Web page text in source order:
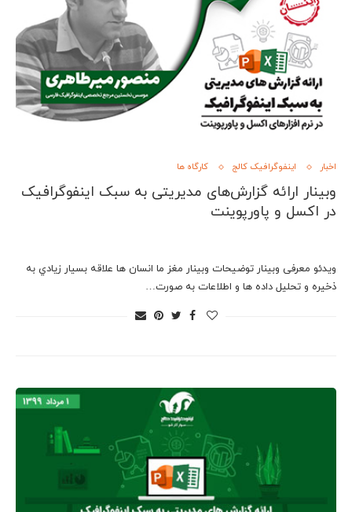
اخبار اینفوگرافیک کالج کارگاه ها
وبینار ارائه گزارش‌های مدیریتی به سبک اینفوگرافیک
در اکسل و پاورپوینت
ویدئو معرفی وبینار توضیحات وبینار مغز ما انسان ها علاقه بسيار زيادي به
ذخيره و تحليل داده ها و اطلاعات به صورت…